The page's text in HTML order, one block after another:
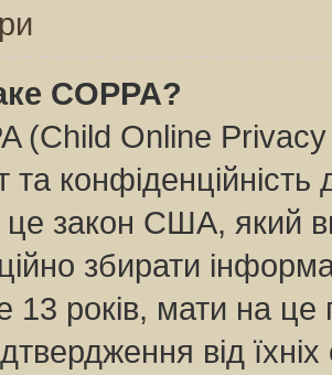
COPPA?
(Child Online
та конфіденційність
це закон США, який
збирати
років, мати на це
від